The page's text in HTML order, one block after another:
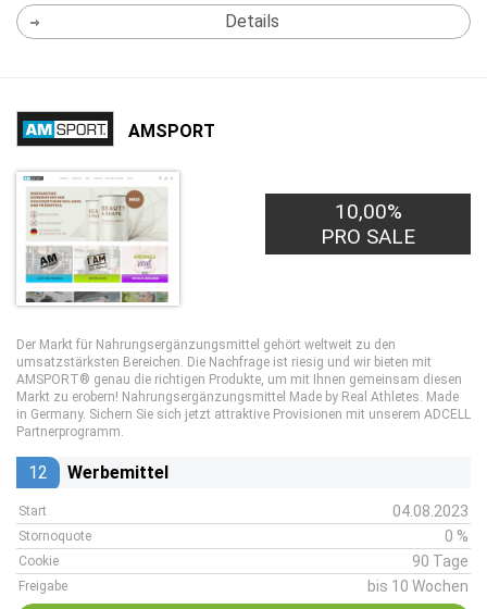
Details
AMSPORT
10,00%
PRO SALE
Der Markt für Nahrungsergänzungsmittel gehört weltweit zu den
umsatzstärksten Bereichen. Die Nachfrage ist riesig und wir bieten mit
AMSPORT® genau die richtigen Produkte, um mit Ihnen gemeinsam diesen
Markt zu erobern! Nahrungsergänzungsmittel Made by Real Athletes. Made
in Germany. Sichern Sie sich jetzt attraktive Provisionen mit unserem ADCELL
Partnerprogramm.
12 Werbemittel
Start 04.08.2023
Stornoquote 0 %
Cookie 90 Tage
Freigabe bis 10 Wochen